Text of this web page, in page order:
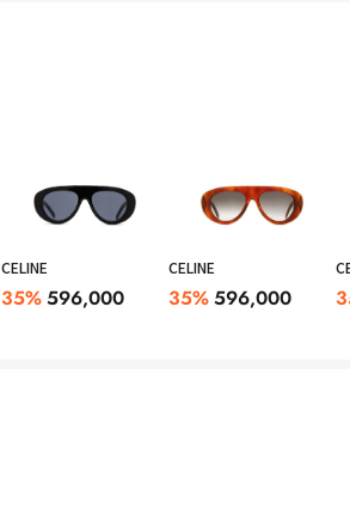
CELINE
35%596,000
CELINE
35%596,000